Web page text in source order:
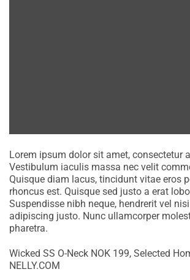
Lorem ipsum dolor sit amet, consectetur
Vestibulum iaculis massa nec velit
Quisque diam lacus, tincidunt vitae eros
rhoncus est. Quisque sed justo a erat
Suspendisse nibh neque, hendrerit vel
adipiscing justo. Nunc ullamcorper
pharetra.
Wicked SS O-Neck NOK 199, Selected
NELLY.COM